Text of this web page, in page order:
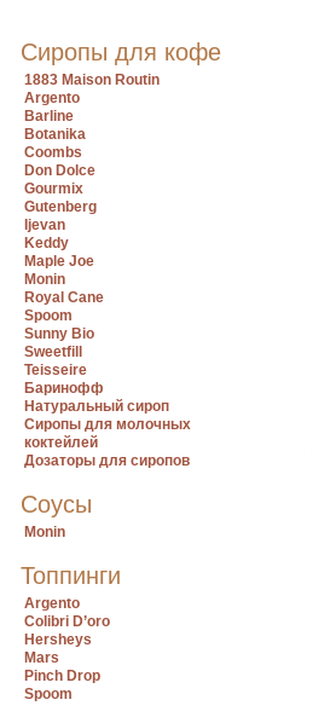
Сиропы для кофе
1883 Maison Routin
Argento
Barline
Botanika
Coombs
Don Dolce
Gourmix
Gutenberg
Ijevan
Keddy
Maple Joe
Monin
Royal Cane
Spoom
Sunny Bio
Sweetfill
Teisseire
Баринофф
Натуральный сироп
Сиропы для молочных
коктейлей
Дозаторы для сиропов
Соусы
Monin
Топпинги
Argento
Colibri D’oro
Hersheys
Mars
Pinch Drop
Spoom